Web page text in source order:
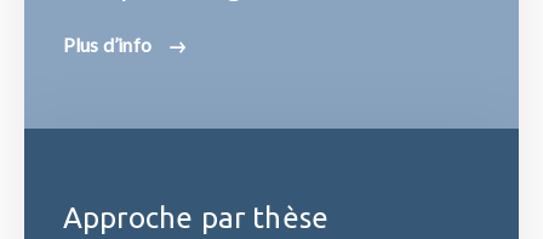
Plus d’info
Approche par thèse